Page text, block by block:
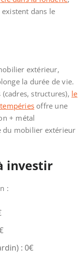
dans le
extérieur,
la durée de vie.
structures), le
offre une
+ métal
du mobilier extérieur
investir
:
: 0€